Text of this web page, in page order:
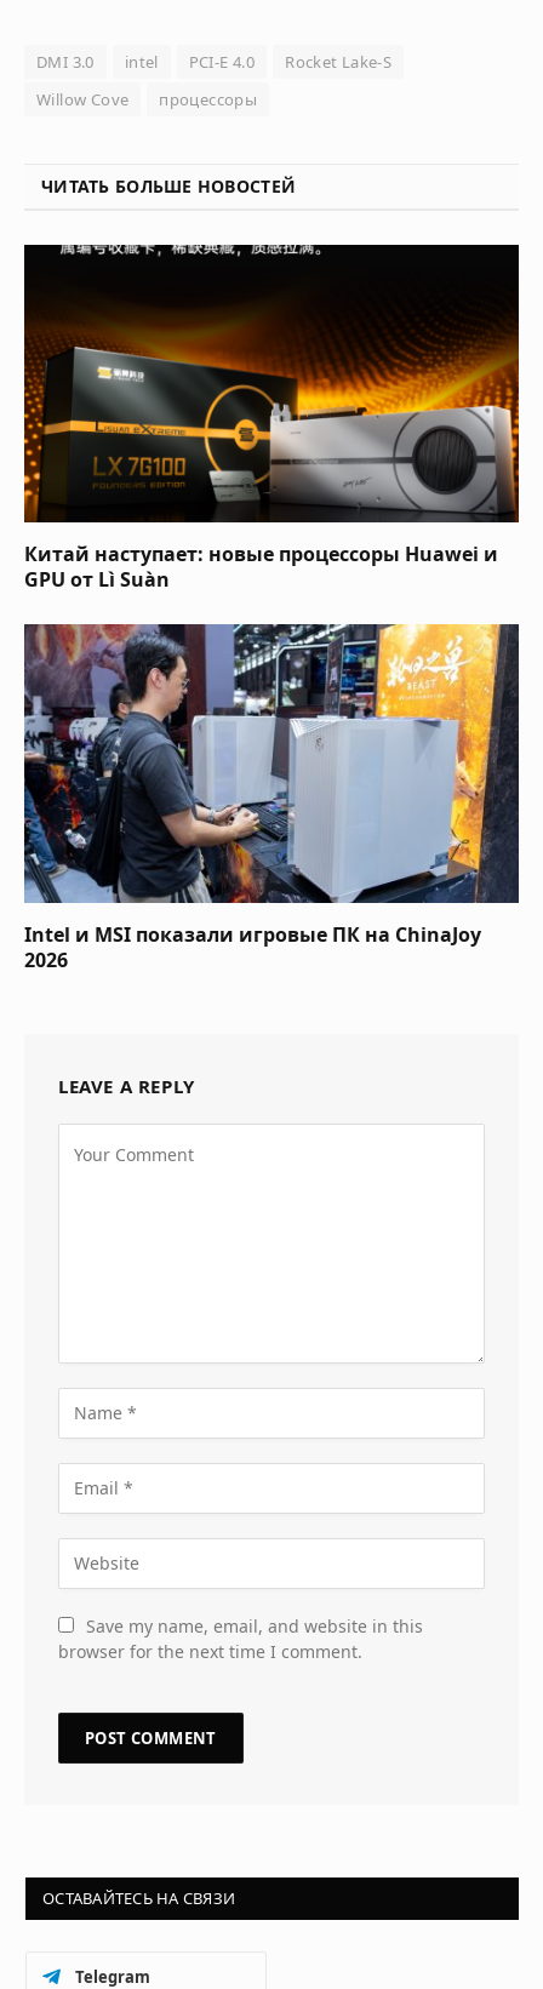
DMI 3.0 intel PCI-E 4.0
Rocket Lake-S
Willow Cove
процессоры
ЧИТАТЬ БОЛЬШЕ НОВОСТЕЙ
Китай наступает: новые процессоры Huawei и
GPU от Lì Suàn
Intel и MSI показали игровые ПК на ChinaJoy
2026
LEAVE A REPLY
Save my name, email, and website in this
browser for the next time I comment.
ОСТАВАЙТЕСЬ НА СВЯЗИ
Telegram